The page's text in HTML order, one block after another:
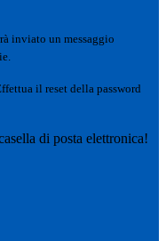
inviato un messaggio
il reset della password
di posta elettronica!